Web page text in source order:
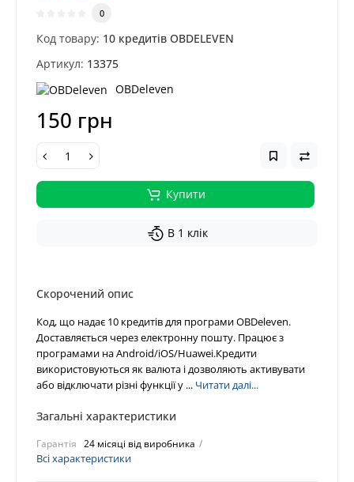
0
Код товару: 10 кредитів OBDELEVEN
Артикул: 13375
OBDeleven
150 грн
Купити
В 1 клік
Скорочений опис
Код, що надає 10 кредитів для програми OBDeleven.
Доставляється через електронну пошту. Працює з
програмами на Android/iOS/Huawei.Кредити
використовуються як валюта і дозволяють активувати
або відключати різні функції у ... Читати далі...
Загальні характеристики
Гарантія 24 місяці від виробника
Всі характеристики